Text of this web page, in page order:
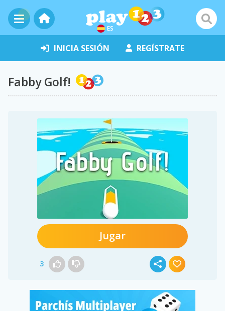
ES
INICIA SESIÓN REGÍSTRATE
Fabby Golf!
Jugar
3